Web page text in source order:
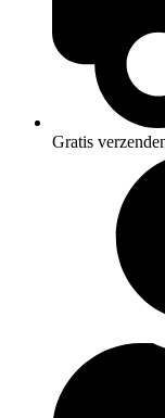
Gratis